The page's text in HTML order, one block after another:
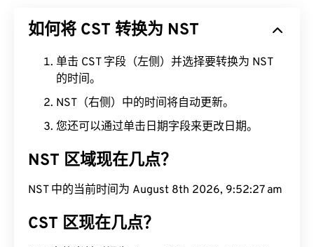
如何将 CST 转换为 NST
单击 CST 字段（左侧）并选择要转换为 NST
的时间。
NST（右侧）中的时间将自动更新。
您还可以通过单击日期字段来更改日期。
NST 区域现在几点？
NST 中的当前时间为 August 8th 2026, 9:52:28 am
CST 区现在几点？